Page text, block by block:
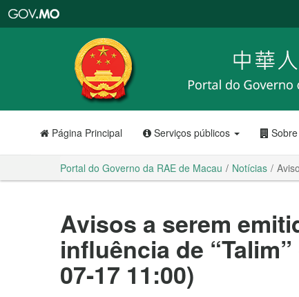
RAE
de
Macau
Página Principal Serviços públicos
Portal do Governo da RAE de Macau Notícias
Avisos a serem
influência de
07-17 11:00)